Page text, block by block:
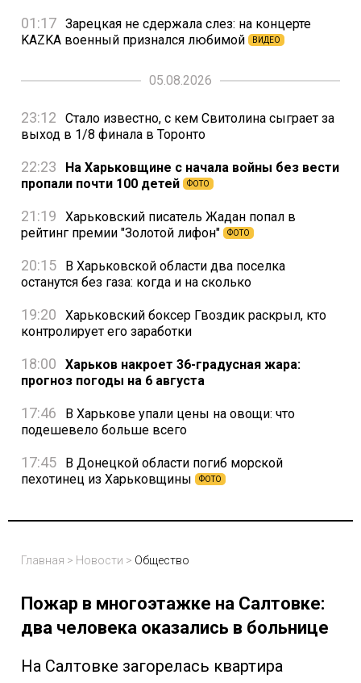
01:17 Зарецкая не сдержала слез: на концерте
KAZKA военный признался любимой
ВИДЕО
05.08.2026
23:12
Стало известно, с кем Свитолина сыграет за
выход в 1/8 финала в Торонто
22:23
На Харьковщине с начала войны без вести
пропали почти 100 детей
ФОТО
21:19
Харьковский писатель Жадан попал в
рейтинг премии "Золотой лифон"
ФОТО
20:15
В Харьковской области два поселка
останутся без газа: когда и на сколько
19:20
Харьковский боксер Гвоздик раскрыл, кто
контролирует его заработки
18:00
Харьков накроет 36-градусная жара:
прогноз погоды на 6 августа
17:46
В Харькове упали цены на овощи: что
подешевело больше всего
17:45
В Донецкой области погиб морской
пехотинец из Харьковщины
ФОТО
Главная > Новости > Общество
Пожар в многоэтажке на Салтовке:
два человека оказались в больнице
На Салтовке загорелась квартира